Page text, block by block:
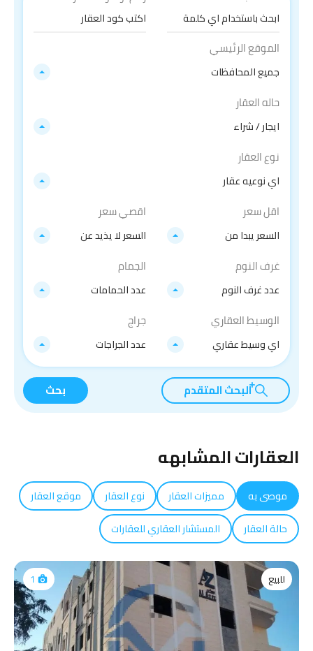
الموقع الرئيسي
جميع المحافظات
حاله العقار
ايجار / شراء
نوع العقار
اي نوعيه عقار
اقل سعر
السعر يبدا من
اقصي سعر
السعر لا يذيد عن
غرف النوم
عدد غرف النوم
الجمام
عدد الحمامات
الوسيط العقاري
اي وسيط عقاري
جراج
عدد الجراجات
البحث المتقدم بحث
العقارات المشابهه
موصى به مميزات العقار نوع العقار
موقع العقار
حالة العقار
المستشار العقاري للعقارات
للبيع 1